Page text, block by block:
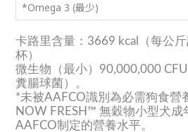
*Omega 3 (最少)
卡路里含量：3669 kcal（每公
杯）
微生物（最小）90,000,000
糞腸球菌）。
*未被AAFCO識別為必需狗食營
NOW FRESH™ 無穀物小型犬成
AAFCO制定的營養水平。